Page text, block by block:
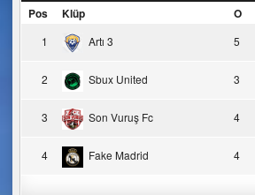
Pos
Klüp O
1 Artı 3 5
2 Sbux United 3
3 Son Vuruş Fc 4
4 Fake Madrid 4